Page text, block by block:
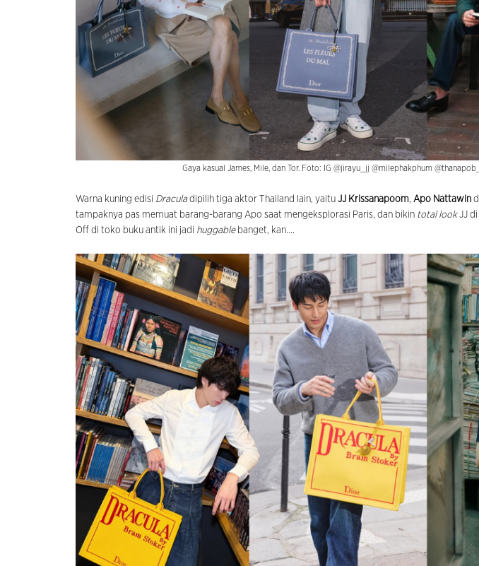
Gaya kasual James, Mile, dan Tor. Foto: IG @jirayu_jj @milephakphum
Warna kuning edisi Draculadipilih tiga aktor Thailand lain, yaitu JJ Krissanapoom, Apo Nattawin
tampaknya pas memuat barang-barang Apo saat mengeksplorasi Paris, dan bikin total lookJJ di
Off di toko buku antik ini jadi huggable banget, kan....